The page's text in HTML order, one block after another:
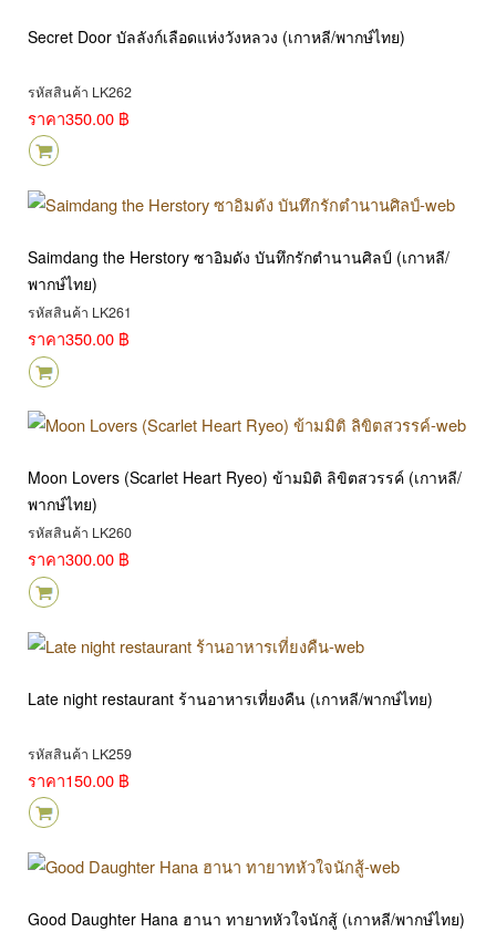
Secret Door บัลลังก์เลือดแห่งวังหลวง (เกาหลี/พากษ์ไทย)
รหัสสินค้า LK262
ราคา350.00 ฿
Saimdang the Herstory ซาอิมดัง บันทึกรักตำนานศิลป์ (เกาหลี/
พากษ์ไทย)
รหัสสินค้า LK261
ราคา350.00 ฿
Moon Lovers (Scarlet Heart Ryeo) ข้ามมิติ ลิขิตสวรรค์ (เกาหลี/
พากษ์ไทย)
รหัสสินค้า LK260
ราคา300.00 ฿
Late night restaurant ร้านอาหารเที่ยงคืน (เกาหลี/พากษ์ไทย)
รหัสสินค้า LK259
ราคา150.00 ฿
Good Daughter Hana ฮานา ทายาทหัวใจนักสู้ (เกาหลี/พากษ์ไทย)